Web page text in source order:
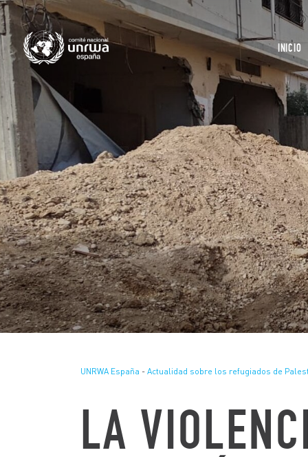
INICIO
UNRWA España - Actualidad sobre los refugiados de
LA